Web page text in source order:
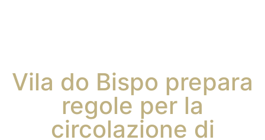
Vila do Bispo prepara
regole per la
circolazione di